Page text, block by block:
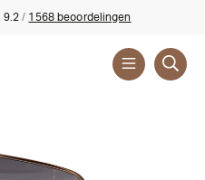
9.2 / 1568 beoordelingen